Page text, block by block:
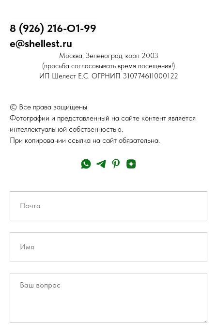
8 (926) 216-О1-99
e@shellest.ru
Москва, Зеленоград, корп 2003
(просьба согласовывать время посещения!)
ИП Шелест Е.С. ОГРНИП 310774611000122
© Все права защищены
Фотографии и представленный на сайте контент является
интеллектуальной собственностью.
При копировании ссылка на сайт обязательна.